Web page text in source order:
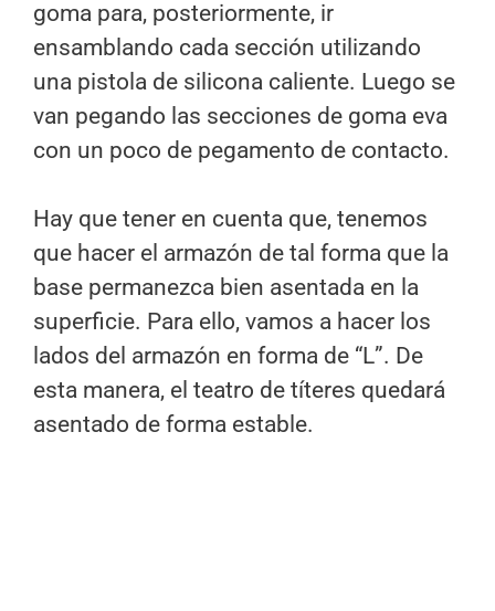
goma para, posteriormente, ir
ensamblando cada sección utilizando
una pistola de silicona caliente. Luego se
van pegando las secciones de goma eva
con un poco de pegamento de contacto.
Hay que tener en cuenta que, tenemos
que hacer el armazón de tal forma que la
base permanezca bien asentada en la
superficie. Para ello, vamos a hacer los
lados del armazón en forma de “L”. De
esta manera, el teatro de títeres quedará
asentado de forma estable.